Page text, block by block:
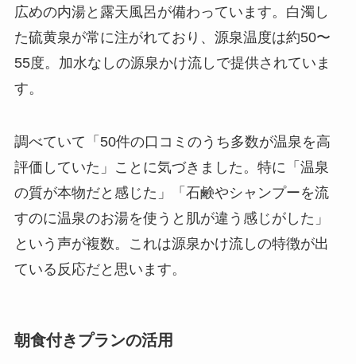
広めの内湯と露天風呂が備わっています。白濁し
た硫黄泉が常に注がれており、源泉温度は約50〜
55度。加水なしの源泉かけ流しで提供されていま
す。
調べていて「50件の口コミのうち多数が温泉を高
評価していた」ことに気づきました。特に「温泉
の質が本物だと感じた」「石鹸やシャンプーを流
すのに温泉のお湯を使うと肌が違う感じがした」
という声が複数。これは源泉かけ流しの特徴が出
ている反応だと思います。
朝食付きプランの活用